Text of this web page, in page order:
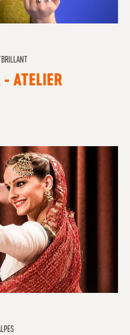
- ATELIER